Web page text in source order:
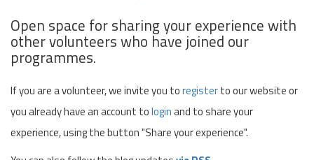
Open space for sharing your experience with
other volunteers who have joined our
programmes.
If you are a volunteer, we invite you toregisterto our website or
you already have an account tologinand to share your
experience, using the button "Share your experience".